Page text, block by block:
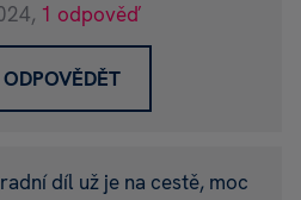
1 odpověď
ODPOVĚDĚT
díl už je na cestě, moc